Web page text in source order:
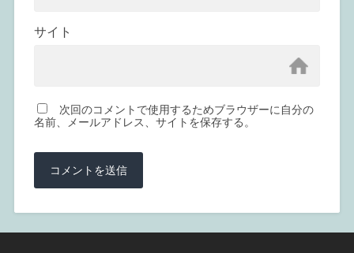
サイト
次回のコメントで使用するためブラウザーに自分の
名前、メールアドレス、サイトを保存する。